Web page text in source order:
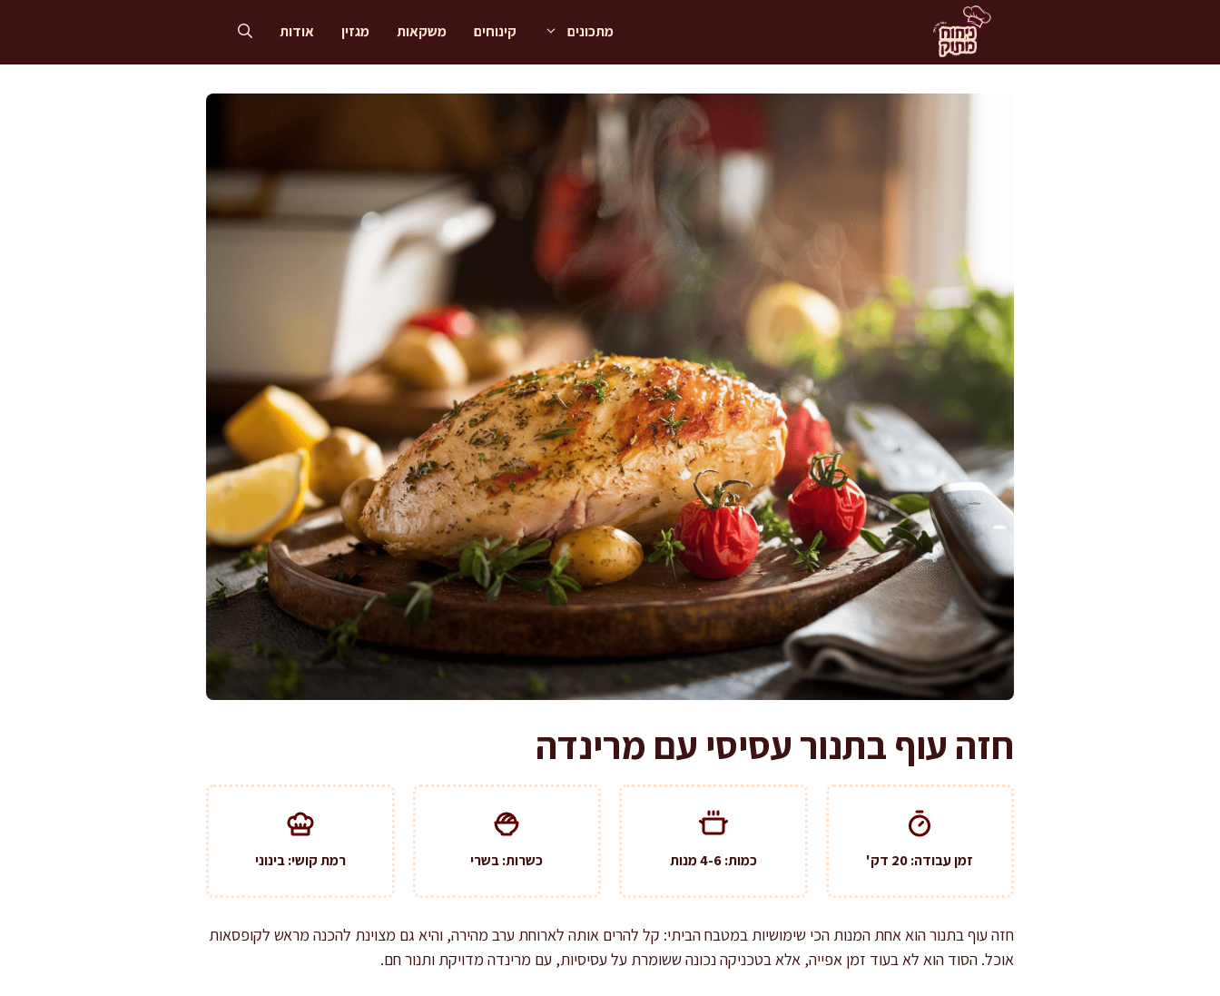
מתכונים קינוחים משקאות מגזין אודות
חזה עוף בתנור עסיסי עם מרינדה
זמן עבודה: 20 דק' כמות: 4-6 מנות כשרות: בשרי רמת קושי: בינוני
חזה עוף בתנור הוא אחת המנות הכי שימושיות במטבח הביתי: קל להרים אותה לארוחת ערב מהירה, והיא גם מצוינת להכנה מראש לקופסאות
אוכל. הסוד הוא לא בעוד זמן אפייה, אלא בטכניקה נכונה ששומרת על עסיסיות, עם מרינדה מדויקת ותנור חם.